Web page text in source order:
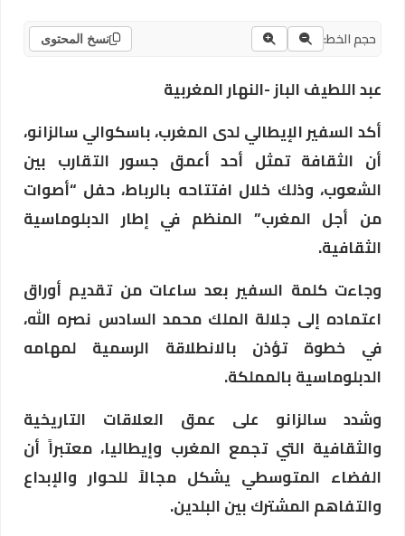
حجم الخط: نسخ المحتوى
عبد اللطيف الباز -النهار المغربية
أكد السفير الإيطالي لدى المغرب، باسكوالي سالزانو،
أن الثقافة تمثل أحد أعمق جسور التقارب بين
الشعوب، وذلك خلال افتتاحه بالرباط، حفل “أصوات
من أجل المغرب” المنظم في إطار الدبلوماسية
الثقافية.
وجاءت كلمة السفير بعد ساعات من تقديم أوراق
اعتماده إلى جلالة الملك محمد السادس نصره الله،
في خطوة تؤذن بالانطلاقة الرسمية لمهامه
الدبلوماسية بالمملكة.
وشدد سالزانو على عمق العلاقات التاريخية
والثقافية التي تجمع المغرب وإيطاليا، معتبراً أن
الفضاء المتوسطي يشكل مجالاً للحوار والإبداع
والتفاهم المشترك بين البلدين.